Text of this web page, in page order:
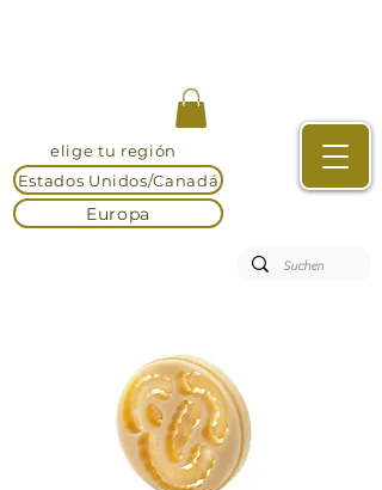
elige tu región
Estados Unidos/Canadá
Europa